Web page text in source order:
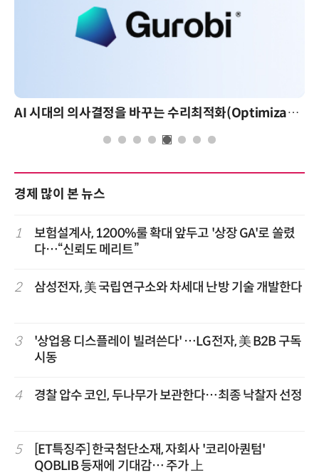
AI 시대의 의사결정을 바꾸는 수리최적화(Optimization): 실제 산업 적용 사례와 활용 전략
경제 많이 본 뉴스
1
보험설계사, 1200%룰 확대 앞두고 '상장 GA'로 쏠렸
다…“신뢰도 메리트”
2 삼성전자, 美 국립연구소와 차세대 난방 기술 개발한다
3
'상업용 디스플레이 빌려쓴다' …LG전자, 美 B2B 구독
시동
4 경찰 압수 코인, 두나무가 보관한다…최종 낙찰자 선정
5
[ET특징주] 한국첨단소재, 자회사 '코리아퀀텀'
QOBLIB 등재에 기대감… 주가 上